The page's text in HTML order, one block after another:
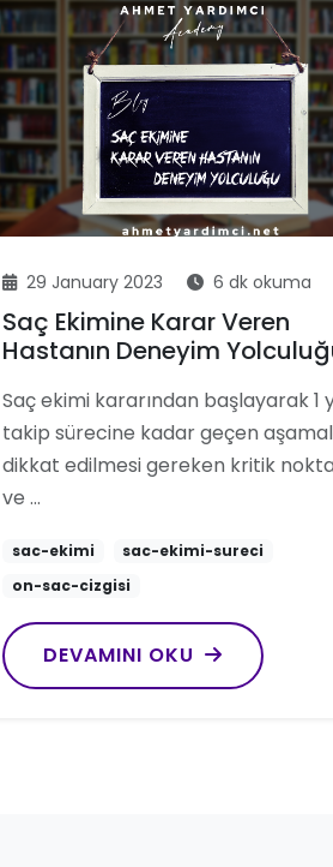
29 January 2023 6 dk okuma
Saç Ekimine Karar Veren
Hastanın Deneyim
Saç ekimi kararından başlayarak 1
takip sürecine kadar geçen
dikkat edilmesi gereken kritik
ve …
sac-ekimi
sac-ekimi-sureci
on-sac-cizgisi
DEVAMINI OKU